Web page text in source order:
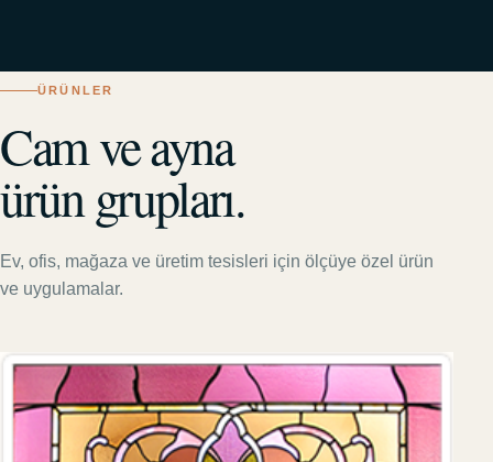
ÜRÜNLER
Cam ve ayna
ürün grupları.
Ev, ofis, mağaza ve üretim tesisleri için ölçüye özel ürün
ve uygulamalar.